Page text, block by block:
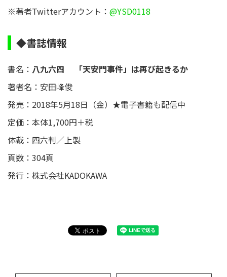
※著者Twitterアカウント： @YSD0118
◆書誌情報
書名： 八九六四 「天安門事件」は再び起きるか
著者名：安田峰俊
発売：2018年5月18日（金）★電子書籍も配信中
定価：本体1,700円＋税
体裁：四六判／上製
頁数：304頁
発行：株式会社KADOKAWA